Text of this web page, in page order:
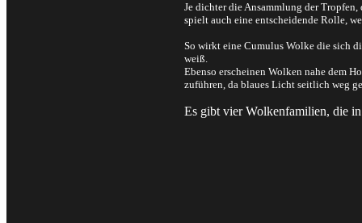
Je dichter die Ansammlung der
spielt auch eine entscheidende Rolle,
So wirkt eine Cumulus Wolke die sich
weiß.
Ebenso erscheinen Wolken nahe dem
zuführen, da blaues Licht seitlich weg
Es gibt vier Wolkenfamilien, die